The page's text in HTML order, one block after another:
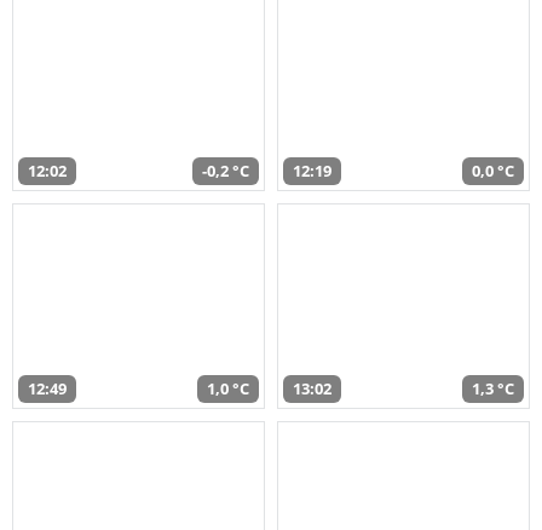
12:02 -0,2 °C 12:19 0,0 °C
12:49 1,0 °C 13:02 1,3 °C